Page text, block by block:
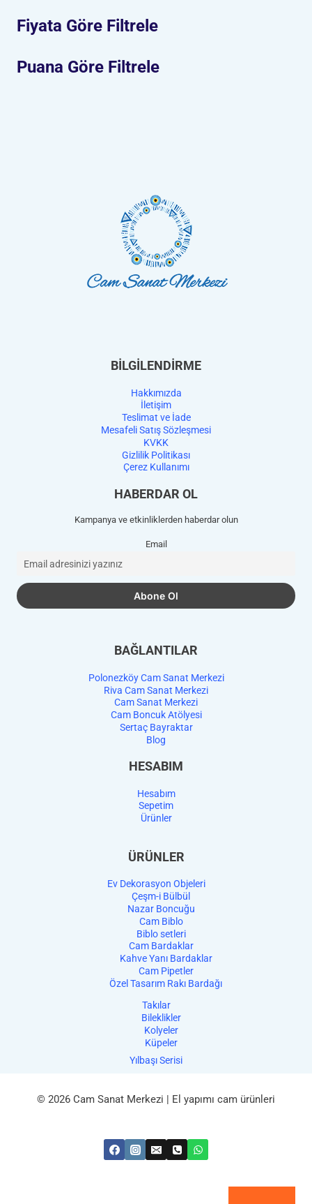
Fiyata Göre Filtrele
Puana Göre Filtrele
BİLGİLENDİRME
Hakkımızda
İletişim
Teslimat ve İade
Mesafeli Satış Sözleşmesi
KVKK
Gizlilik Politikası
Çerez Kullanımı
HABERDAR OL
Kampanya ve etkinliklerden haberdar olun
Email
BAĞLANTILAR
Polonezköy Cam Sanat Merkezi
Riva Cam Sanat Merkezi
Cam Sanat Merkezi
Cam Boncuk Atölyesi
Sertaç Bayraktar
Blog
HESABIM
Hesabım
Sepetim
Ürünler
ÜRÜNLER
Ev Dekorasyon Objeleri
Çeşm-i Bülbül
Nazar Boncuğu
Cam Biblo
Biblo setleri
Cam Bardaklar
Kahve Yanı Bardaklar
Cam Pipetler
Özel Tasarım Rakı Bardağı
Takılar
Bileklikler
Kolyeler
Küpeler
Yılbaşı Serisi
© 2026 Cam Sanat Merkezi | El yapımı cam ürünleri